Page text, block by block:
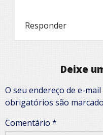
Responder
Deixe
O seu endereço de e-
obrigatórios são
Comentário *